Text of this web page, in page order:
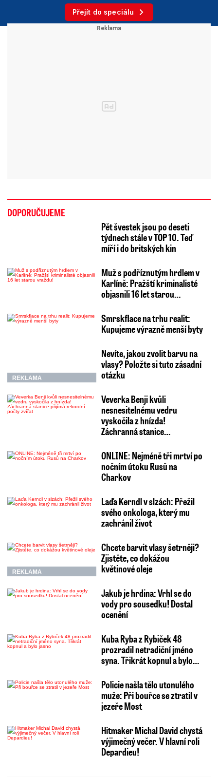
Přejít do speciálu
DOPORUČUJEME
Pět švestek jsou po deseti
týdnech stále v TOP 10. Teď
míří i do britských kin
Muž s podříznutým hrdlem v
Karlíně: Pražští kriminalisté
objasnili 16 let starou…
Smrskflace na trhu realit:
Kupujeme výrazně menší byty
REKLAMA
Nevíte, jakou zvolit barvu na
vlasy? Položte si tuto zásadní
otázku
Veverka Benji kvůli
nesnesitelnému vedru
vyskočila z hnízda!
Záchranná stanice…
ONLINE: Nejméně tři mrtví po
nočním útoku Rusů na
Charkov
Laďa Kerndl v slzách: Přežil
svého onkologa, který mu
zachránil život
REKLAMA
Chcete barvit vlasy šetrněji?
Zjistěte, co dokážou
květinové oleje
Jakub je hrdina: Vrhl se do
vody pro sousedku! Dostal
ocenění
Kuba Ryba z Rybiček 48
prozradil netradiční jméno
syna. Třikrát kopnul a bylo…
Policie našla tělo utonulého
muže: Při bouřce se ztratil v
jezeře Most
Hitmaker Michal David chystá
výjimečný večer. V hlavní roli
Depardieu!